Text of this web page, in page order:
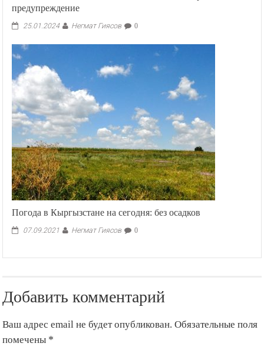
предупреждение
25.01.2024 Негмат Гиясов 0
Погода в Кыргызстане на сегодня: без осадков
07.09.2021 Негмат Гиясов 0
Добавить комментарий
Ваш адрес email не будет опубликован. Обязательные поля
помечены *